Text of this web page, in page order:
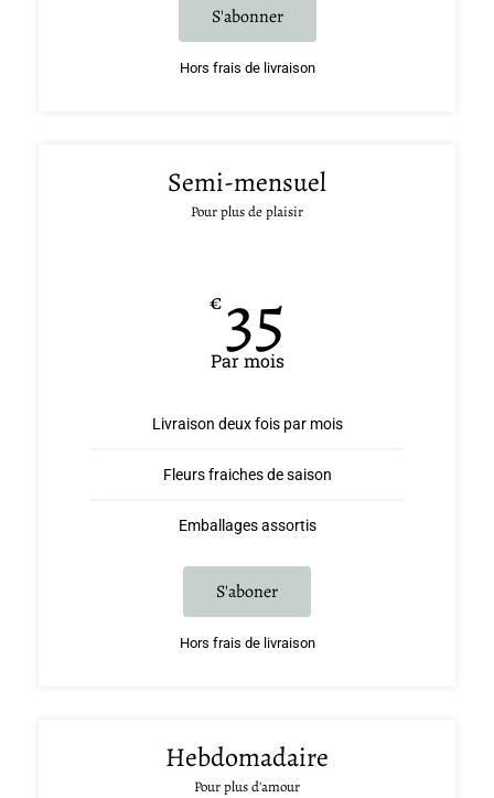
S'abonner
Hors frais de livraison
Semi-mensuel
Pour plus de plaisir
€35
Par mois
Livraison deux fois par mois
Fleurs fraiches de saison
Emballages assortis
S'aboner
Hors frais de livraison
Hebdomadaire
Pour plus d'amour